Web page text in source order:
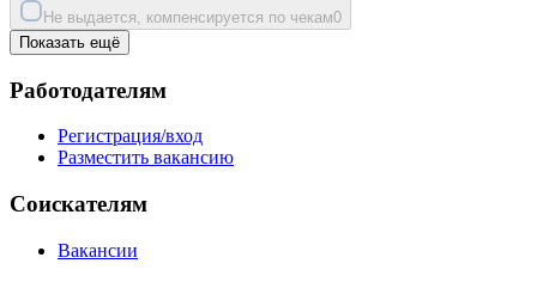
Не выдается, компенсируется по чекам0
Показать ещё
Работодателям
Регистрация/вход
Разместить вакансию
Соискателям
Вакансии